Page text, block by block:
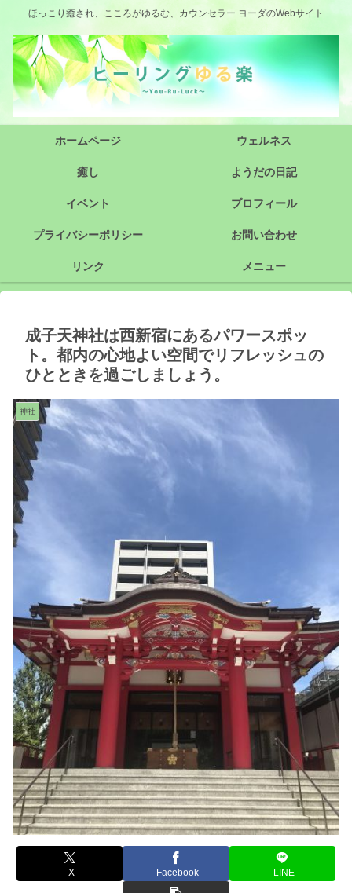
ほっこり癒され、こころがゆるむ、カウンセラー ヨーダのWebサイト
ホームページ ウェルネス
癒し ようだの日記
イベント プロフィール
プライバシーポリシー お問い合わせ
リンク メニュー
成子天神社は西新宿にあるパワースポッ
ト。都内の心地よい空間でリフレッシュの
ひとときを過ごしましょう。
神社
X Facebook LINE